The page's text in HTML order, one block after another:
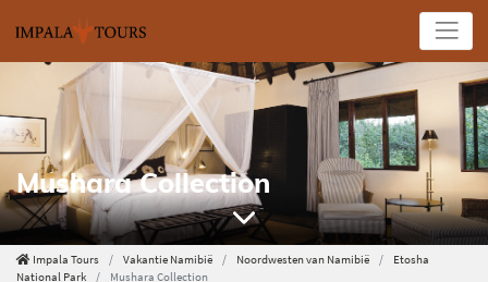
Mushara Collection
Impala Tours Vakantie Namibië Noordwesten van Namibië
Etosha
National Park
Mushara Collection